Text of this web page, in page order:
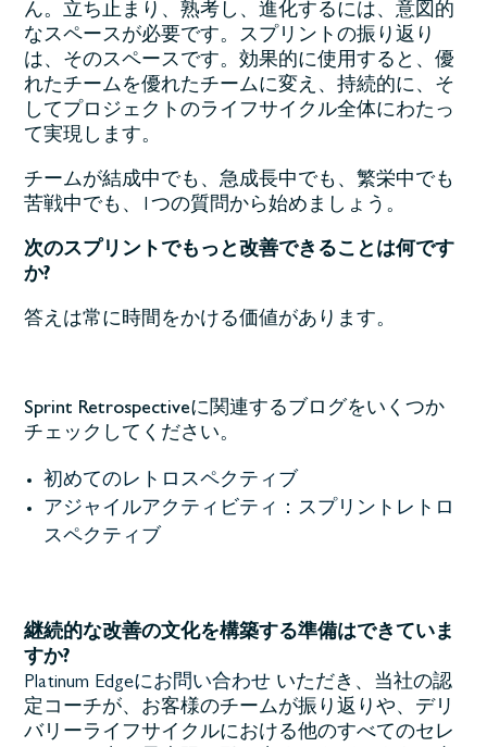
ん。立ち止まり、熟考し、進化するには、意図的
なスペースが必要です。スプリントの振り返り
は、そのスペースです。効果的に使用すると、優
れたチームを優れたチームに変え、持続的に、そ
してプロジェクトのライフサイクル全体にわたっ
て実現します。
チームが結成中でも、急成長中でも、繁栄中でも
苦戦中でも、1つの質問から始めましょう。
次のスプリントでもっと改善できることは何です
か?
答えは常に時間をかける価値があります。
Sprint Retrospectiveに関連するブログをいくつか
チェックしてください。
初めてのレトロスペクティブ
アジャイルアクティビティ：スプリントレトロ
スペクティブ
継続的な改善の文化を構築する準備はできていま
すか?
Platinum Edgeにお問い合わせ いただき、当社の認
定コーチが、お客様のチームが振り返りや、デリ
バリーライフサイクルにおける他のすべてのセレ